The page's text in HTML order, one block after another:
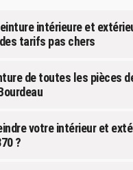
intérieure et
tarifs pas chers
de toutes les pièces
votre intérieur et
?